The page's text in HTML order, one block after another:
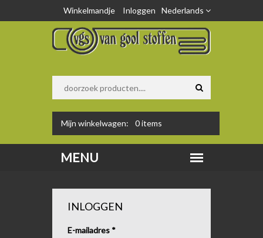
Nederlands
Winkelmandje Inloggen
Mijn winkelwagen: 0items
INLOGGEN
E-mailadres *